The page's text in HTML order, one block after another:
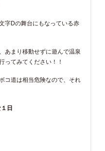
字Dの舞台にもなっている赤
あまり移動せずに遊んで温泉
ってみてください！！
コ道は相当危険なので、それ